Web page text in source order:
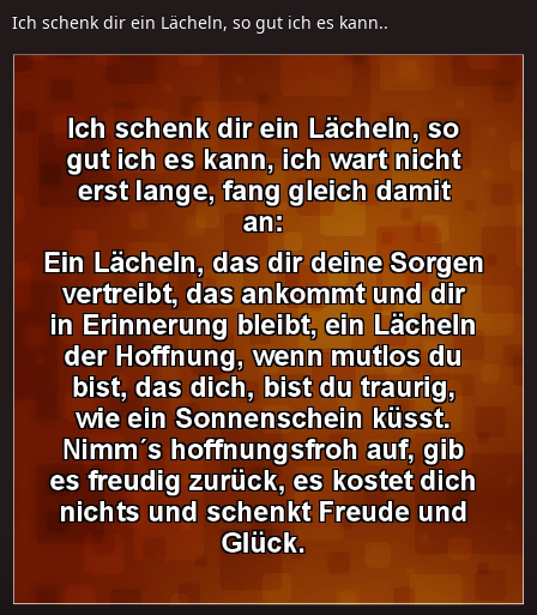
Ich schenk dir ein Lächeln, so gut ich es kann..